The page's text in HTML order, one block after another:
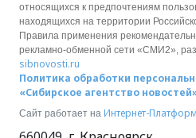
относящихся к предпочтениям
находящихся на территории
Правила применения
рекламно-обменной сети «СМИ2»,
sibnovosti.ru
Политика обработки
«Сибирское агентство
Сайт работает на Интернет-